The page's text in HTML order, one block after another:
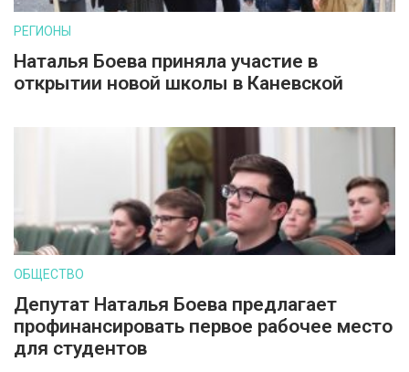
РЕГИОНЫ
Наталья Боева приняла участие в
открытии новой школы в Каневской
ОБЩЕСТВО
Депутат Наталья Боева предлагает
профинансировать первое рабочее место
для студентов